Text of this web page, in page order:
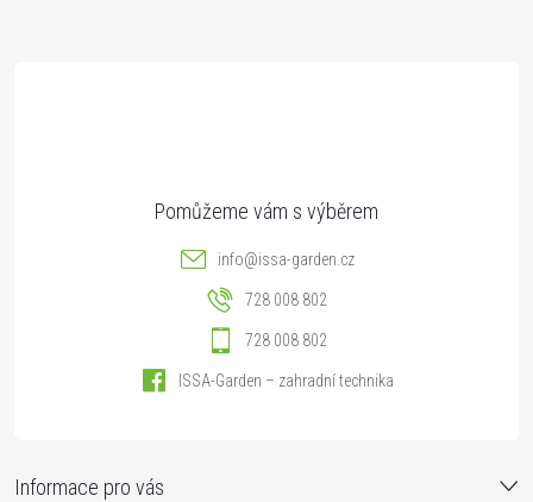
Informace pro vás
info@issa-garden.cz
728 008 802
728 008 802
ISSA-Garden – zahradní technika